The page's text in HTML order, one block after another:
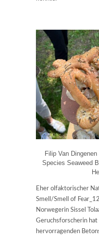
Filip Van
Species Seaweed
Eher olfaktorischer
Smell/Smell of
Norwegerin Sissel
Geruchsforscherin hat
hervorragenden